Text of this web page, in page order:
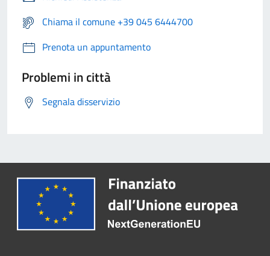
Chiama il comune +39 045 6444700
Prenota un appuntamento
Problemi in città
Segnala disservizio